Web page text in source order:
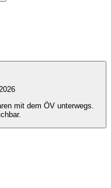
mit dem ÖV unterwegs.